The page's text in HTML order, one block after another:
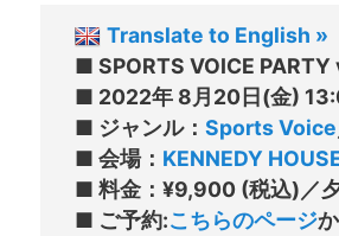
Translate to English »
■ SPORTS VOICE PARTY
■ 2022年 8月20日(金)
■ ジャンル： Sports Voice
■ 会場： KENNEDY
■ 料金：¥9,900 (税込)／
■ ご予約:こちらのページ